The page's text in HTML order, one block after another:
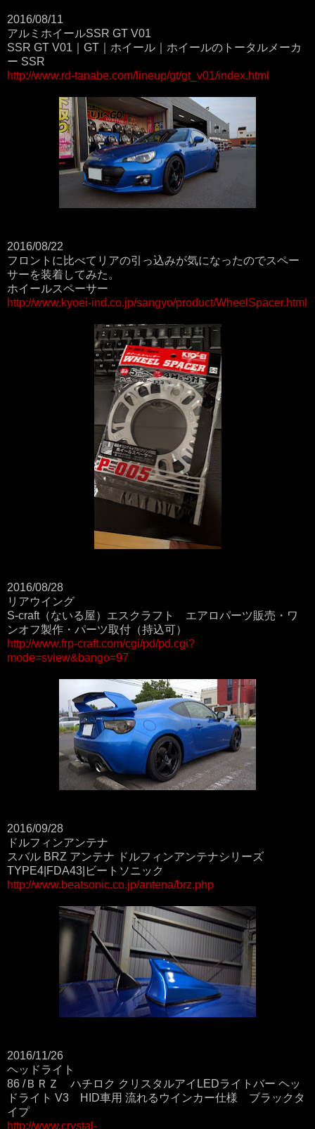
2016/08/11
アルミホイールSSR GT V01
SSR GT V01｜GT｜ホイール｜ホイールのトータルメーカ
ー SSR
http://www.rd-tanabe.com/lineup/gt/gt_v01/index.html
2016/08/22
フロントに比べてリアの引っ込みが気になったのでスペー
サーを装着してみた。
ホイールスペーサー
http://www.kyoei-ind.co.jp/sangyo/product/WheelSpacer.html
2016/08/28
リアウイング
S-craft（ないる屋）エスクラフト エアロパーツ販売・ワ
ンオフ製作・パーツ取付（持込可）
http://www.frp-craft.com/cgi/pd/pd.cgi?
mode=sview&bango=97
2016/09/28
ドルフィンアンテナ
スバル BRZ アンテナ ドルフィンアンテナシリーズ
TYPE4|FDA43|ビートソニック
http://www.beatsonic.co.jp/antena/brz.php
2016/11/26
ヘッドライト
86 /ＢＲＺ ハチロク クリスタルアイLEDライトバー ヘッ
ドライト V3 HID車用 流れるウインカー仕様 ブラックタ
イプ
http://www.crystal-